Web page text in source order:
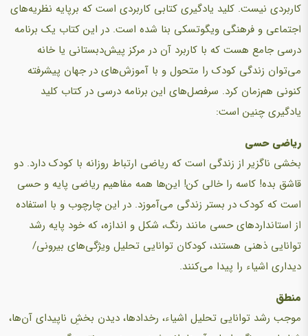
کاربردی نیست. کلید یادگیری کتابی کاربردی است که برپایه نظریه‌های
اجتماعی و فرهنگی ویگوتسکی بنا شده است. در این کتاب یک برنامه
درسی جامع هست که با کاربرد آن در مرکز پیش‌دبستانی یا خانه
می‌توان زندگی کودک را متحول و با آموزش‌های در جهان پیشرفته
کنونی هم‌زمان کرد. سرفصل‌های این برنامه درسی در کتاب کلید
یادگیری چنین است:‌
ریاضی حسی
بخشی ناگزیر از زندگی است که ریاضی ارتباط روزانه با کودک دارد. دو
قاشق بده! کاسه را خالی کن! این‌ها همه مفاهیم ریاضی پایه و حسی
است که کودک در بستر زندگی می‌آموزد. در این چارچوب و با استفاده
از استانداردهای حسی مانند رنگ، شکل و اندازه، که خود پایه رشد
توانایی ذهنی هستند، کودکان توانایی تحلیل ویژگی‌های بیرونی/
دیداری اشیاء را پیدا می‌کنند.
منطق
موجب رشد توانایی تحلیل اشیاء، رخدادها، دیدن بخشِ ناپیدای آن‌ها،